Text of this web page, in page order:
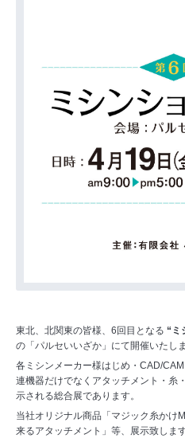
東北、北関東の皆様、6回目となる “ミ
の「パルセいいざか」にて開催いたしま
各ミシンメーカー様はじめ・CAD/
連機器だけでなくアタッチメント・糸
示される総合展であります。
当社オリジナル商品「マジック糸かけ
来るアタッチメント」等、展示致します